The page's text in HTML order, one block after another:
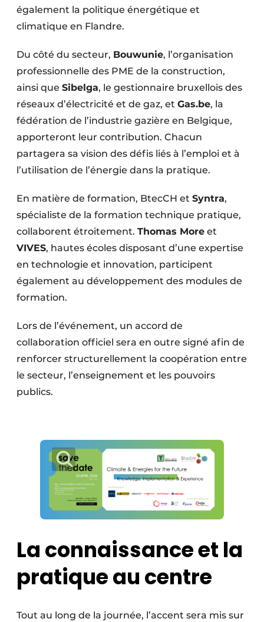
également la politique énergétique et
climatique en Flandre.
Du côté du secteur, Bouwunie, l’organisation
professionnelle des PME de la construction,
ainsi que Sibelga, le gestionnaire bruxellois des
réseaux d’électricité et de gaz, et Gas.be, la
fédération de l’industrie gazière en Belgique,
apporteront leur contribution. Chacun
partagera sa vision des défis liés à l’emploi et à
l’utilisation de l’énergie dans la pratique.
En matière de formation, BtecCH et Syntra,
spécialiste de la formation technique pratique,
collaborent étroitement. Thomas More et
VIVES, hautes écoles disposant d’une expertise
en technologie et innovation, participent
également au développement des modules de
formation.
Lors de l’événement, un accord de
collaboration officiel sera en outre signé afin de
renforcer structurellement la coopération entre
le secteur, l’enseignement et les pouvoirs
publics.
La connaissance et la
pratique au centre
Tout au long de la journée, l’accent sera mis sur